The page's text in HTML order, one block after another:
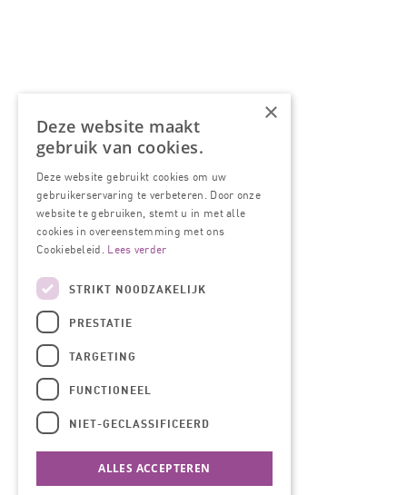
×
Deze website maakt
gebruik van cookies.
Deze website gebruikt cookies om uw
gebruikerservaring te verbeteren. Door onze
website te gebruiken, stemt u in met alle
cookies in overeenstemming met ons
Cookiebeleid. Lees verder
STRIKT NOODZAKELIJK
PRESTATIE
TARGETING
FUNCTIONEEL
NIET-GECLASSIFICEERD
ALLES ACCEPTEREN